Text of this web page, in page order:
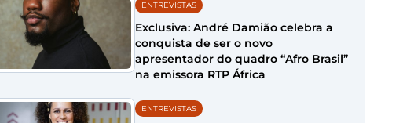
ENTREVISTAS
Exclusiva: André Damião celebra a
conquista de ser o novo
apresentador do quadro “Afro Brasil”
na emissora RTP África
ENTREVISTAS